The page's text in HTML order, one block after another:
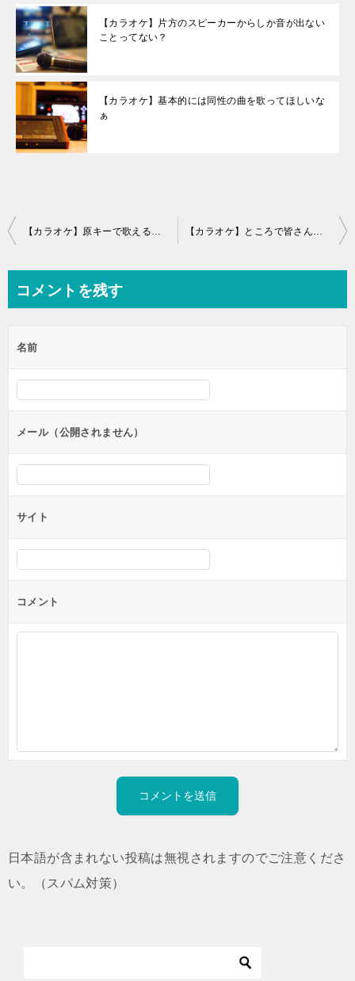
【カラオケ】片方のスピーカーからしか音が出ない
ことってない？
【カラオケ】基本的には同性の曲を歌ってほしいな
ぁ
投
ビ
ー
シ
ン
【カラオケ】原キーで歌える曲でもキー変して歌ったほうが音程が覚えやすいな 【カラオケ】ところで皆さんはマイマイクって持ってるの？
コメントを残す
名前
メール（公開されません）
サイト
コメント
日本語が含まれない投稿は無視されますのでご注意くださ
い。（スパム対策）